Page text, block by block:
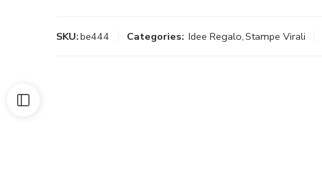
SKU:be444 Categories: Idee Regalo,Stampe Virali